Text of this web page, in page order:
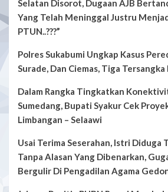
Selatan Disorot, Dugaan AJB
Yang Telah Meninggal Justru
PTUN..???”
Polres Sukabumi Ungkap Kasus
Surade, Dan Ciemas, Tiga Tersangka
Dalam Rangka Tingkatkan
Sumedang, Bupati Syakur Cek
Limbangan – Selaawi
Usai Terima Seserahan, Istri Diduga
Tanpa Alasan Yang Dibenarkan,
Bergulir Di Pengadilan Agama